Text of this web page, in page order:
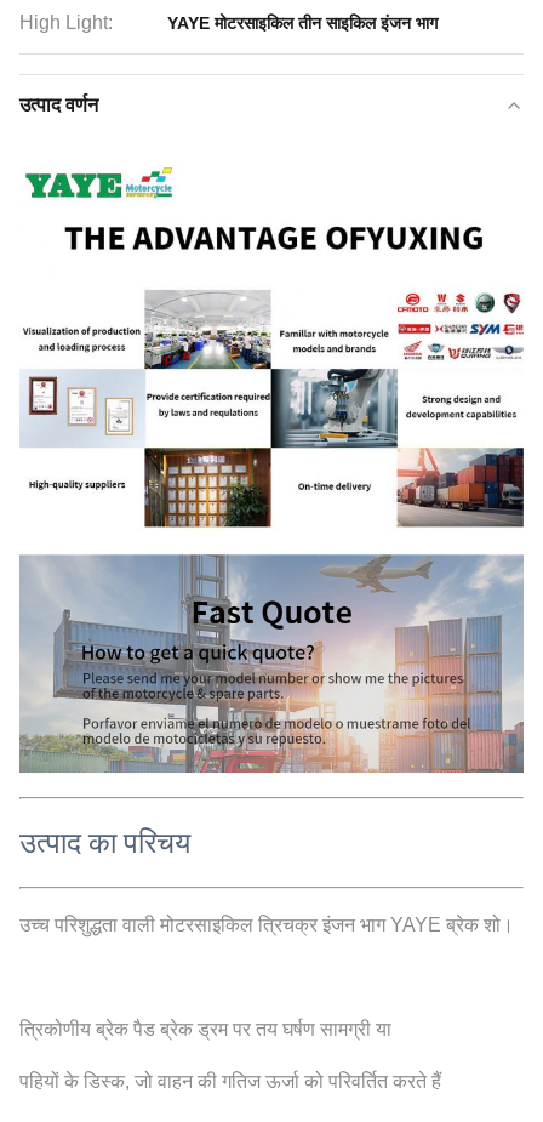
High Light: YAYE मोटरसाइकिल तीन साइकिल इंजन भाग
उत्पाद वर्णन
उत्पाद का परिचय
उच्च परिशुद्धता वाली मोटरसाइकिल त्रिचक्र इंजन भाग YAYE ब्रेक शो।
त्रिकोणीय ब्रेक पैड ब्रेक ड्रम पर तय घर्षण सामग्री या
पहियों के डिस्क, जो वाहन की गतिज ऊर्जा को परिवर्तित करते हैं